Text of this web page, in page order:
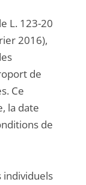
L. 123-20
2016),
de
Ce
la date
de
individuels